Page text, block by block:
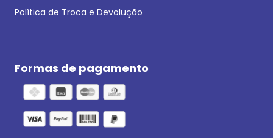
Política de Troca e Devolução
Formas de pagamento